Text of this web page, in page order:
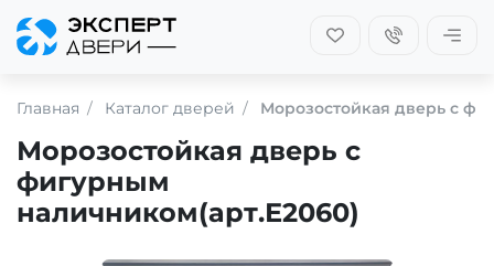
Главная Каталог дверей Морозостойкая дверь с
Морозостойкая дверь с
фигурным
наличником(арт.Е2060)